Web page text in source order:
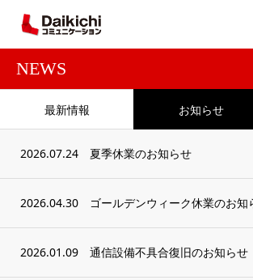
NEWS
最新情報 お知らせ
2026.07.24 夏季休業のお知らせ
2026.04.30 ゴールデンウィーク休業のお知
2026.01.09 通信設備不具合復旧のお知らせ